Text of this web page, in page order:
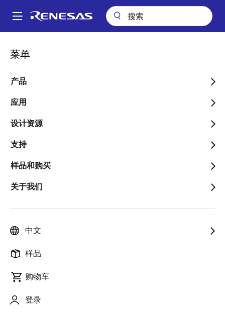
到
Main
菜单
产品
应用
设计资源
支持
样品和购买
关于我们
中文
样品
购物车
登录
面
包
屑
Name used to describe Renesas
Package code maintained as part of the
Renesas and Intersil merger.
Package Description
Descriptive text for this package.